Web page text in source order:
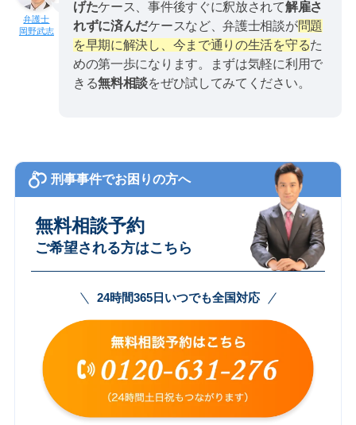
岡野武志
げたケース、事件後すぐに釈放されて解雇さ
れずに済んだケースなど、弁護士相談が問題
を早期に解決し、今まで通りの生活を守るた
めの第一歩になります。まずは気軽に利用で
きる無料相談をぜひ試してみてください。
刑事事件でお困りの方へ
無料相談予約
ご希望される方はこちら
24時間365日いつでも全国対応